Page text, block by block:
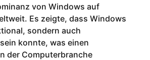
von Windows auf
Es zeigte, dass Windows
sondern auch
konnte, was einen
der Computerbranche